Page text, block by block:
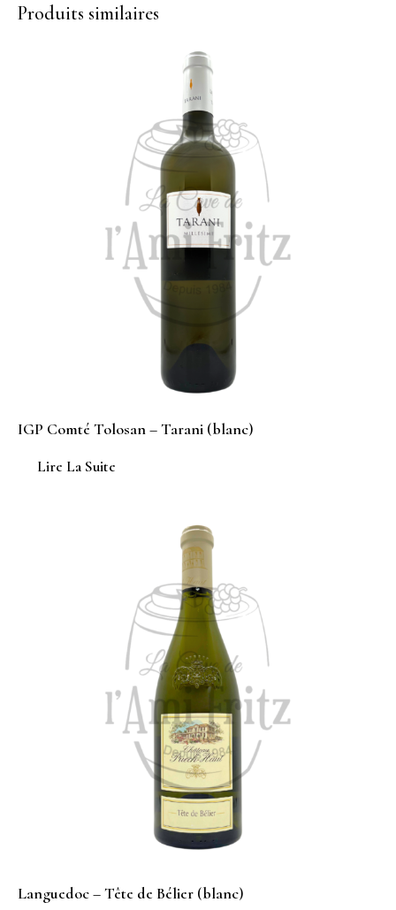
Produits similaires
IGP Comté Tolosan – Tarani (blanc)
Lire La Suite
Languedoc – Tête de Bélier (blanc)